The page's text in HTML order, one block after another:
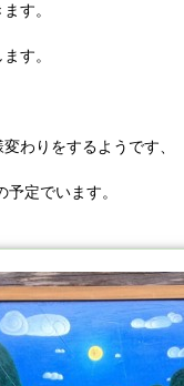
す。
す。
わりをするようです、
定でいます。